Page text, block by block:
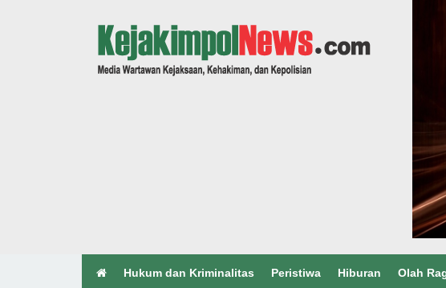
Hukum dan Kriminalitas Peristiwa Hiburan Olah